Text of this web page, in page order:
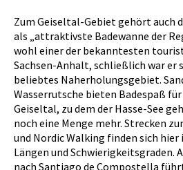
Zum Geiseltal-Gebiet gehört auch
als „attraktivste Badewanne der
wohl einer der bekanntesten
Sachsen-Anhalt, schließlich war er
beliebtes Naherholungsgebiet.
Wasserrutsche bieten Badespaß für
Geiseltal, zu dem der Hasse-See
noch eine Menge mehr. Strecken
und Nordic Walking finden sich
Längen und Schwierigkeitsgraden.
nach Santiago de Compostella